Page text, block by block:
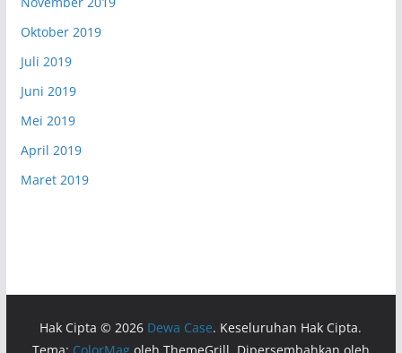
Oktober 2019
Juli 2019
Juni 2019
Mei 2019
April 2019
Maret 2019
Hak Cipta © 2026 Dewa Case. Keseluruhan Hak Cipta.